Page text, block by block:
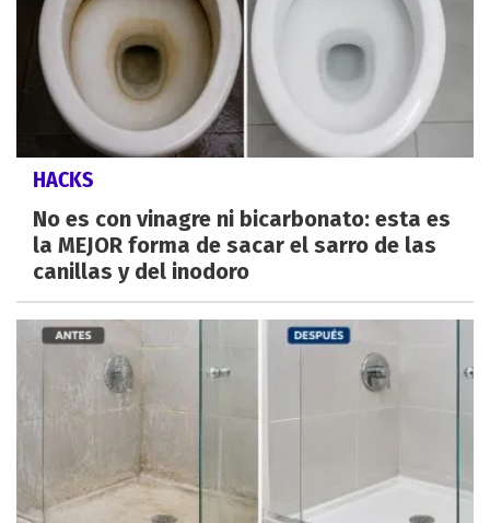
HACKS
No es con vinagre ni bicarbonato: esta es
la MEJOR forma de sacar el sarro de las
canillas y del inodoro